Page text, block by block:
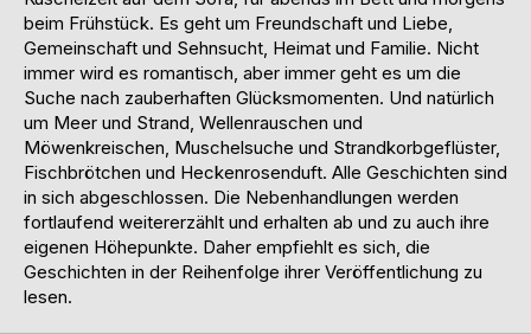
beim Frühstück. Es geht um Freundschaft und Liebe,
Gemeinschaft und Sehnsucht, Heimat und Familie. Nicht
immer wird es romantisch, aber immer geht es um die
Suche nach zauberhaften Glücksmomenten. Und natürlich
um Meer und Strand, Wellenrauschen und
Möwenkreischen, Muschelsuche und Strandkorbgeflüster,
Fischbrötchen und Heckenrosenduft. Alle Geschichten sind
in sich abgeschlossen. Die Nebenhandlungen werden
fortlaufend weitererzählt und erhalten ab und zu auch ihre
eigenen Höhepunkte. Daher empfiehlt es sich, die
Geschichten in der Reihenfolge ihrer Veröffentlichung zu
lesen.